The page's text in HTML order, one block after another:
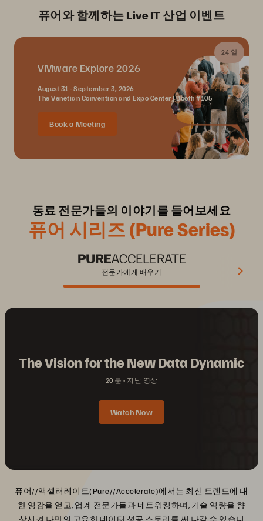
퓨어와 함께하는 Live IT 산업 이벤트
24 일
VMware Explore 2026
August 31 - September 3, 2026
The Venetian Convention and Expo Center | Booth #105
Book a Meeting
동료 전문가들의 이야기를 들어보세요
퓨어 시리즈 (Pure Series)
전문가에게 배우기
The Vision for the New Data Dynamic
20 분 지난 영상
Watch Now
퓨어//액셀러레이트(Pure//Accelerate)에서는 최신 트렌드에 대
한 영감을 얻고, 업계 전문가들과 네트워킹하며, 기술 역량을 향
상시켜 나만의 고유한 데이터 성공 스토리를 써 나갈 수 있습니